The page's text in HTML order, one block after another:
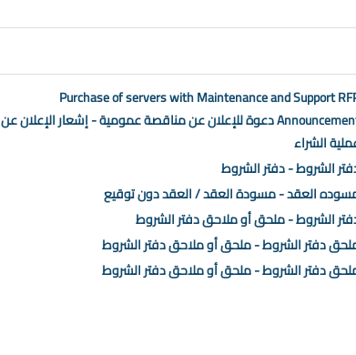
Purchase of servers with Maintenance and Support
Announcement دعوة للإعلان عن مناقصة عمومية - إشعار الإعلان عن
الشراء
الشروط - دفتر الشروط
العقد - مسودة العقد / العقد دون توقيع
الشروط - ملحق أو ملاحق دفتر الشروط
دفتر الشروط - ملحق أو ملاحق دفتر الشروط
دفتر الشروط - ملحق أو ملاحق دفتر الشروط